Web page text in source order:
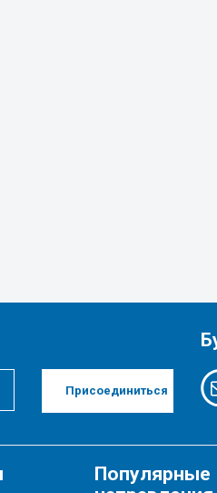
Присоединиться
Популярные